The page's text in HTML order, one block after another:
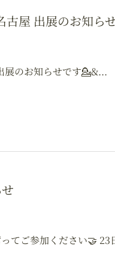
古屋 出展のお知ら
展のお知らせです💁‍&...
てご参加ください🤝 23